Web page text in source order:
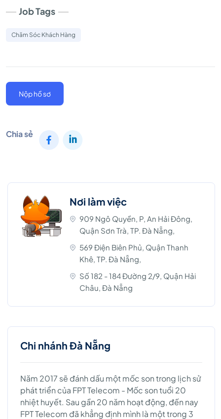
Job Tags
Chăm Sóc Khách Hàng
Nộp hồ sơ
Chia sẻ
Nơi làm việc
909 Ngô Quyền, P, An Hải Đông,
Quận Sơn Trà, TP. Đà Nẵng,
569 Điện Biên Phủ, Quận Thanh
Khê, TP. Đà Nẵng,
Số 182 - 184 Đường 2/9, Quận Hải
Châu, Đà Nẵng
Chi nhánh Đà Nẵng
Năm 2017 sẽ đánh dấu một mốc son trong lịch sử
phát triển của FPT Telecom - Mốc son tuổi 20
nhiệt huyết. Sau gần 20 năm hoạt động, đến nay
FPT Telecom đã khẳng định mình là một trong 3